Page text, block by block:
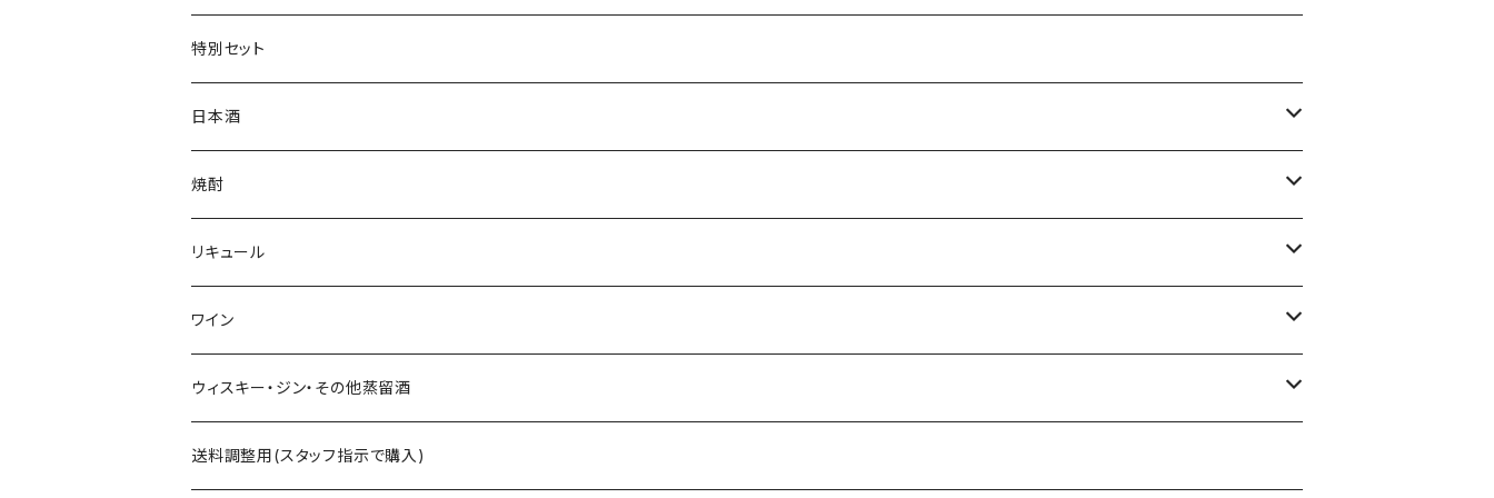
タオル・トートバッグ
キーホルダー
ミニゼッケン
サイダー
甘酒
天然炭酸水
特別セット
日本酒
シェフヒロ×市野屋
浪漫亭企画商品
八戸酒造 陸奥八仙
六花酒造 杜來
米鶴酒造 米鶴
焼酎
ｻｸﾗｵﾌﾞﾙﾜﾘｰ ダルマ焼酎
尾鈴山蒸留所 山ねこ 山猿 山翡翠 など
西酒造 宝山シリーズ 一粒の麦 など
黒木本店 中々 㐂六 など
リキュール
ｻｸﾗｵﾌﾞﾙﾜﾘ- 紫蘇ダルマ
九重雑賀 雑賀梅酒
城陽酒造 青谷の梅
ワイン
勝沼醸造 アルガブランカシリーズ アルガーノシリーズ
オーパスワン
ウィスキー・ジン・その他蒸留酒
ｻｸﾗｵﾌﾞﾙﾜﾘｰｱﾝﾄﾞﾃﾞｨｽﾃｨﾗﾘｰ 桜尾など
送料調整用(スタッフ指示で購入)